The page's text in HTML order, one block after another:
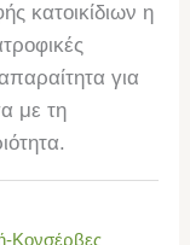
κατοικίδιων η
για
με τη
Κονσέρβες